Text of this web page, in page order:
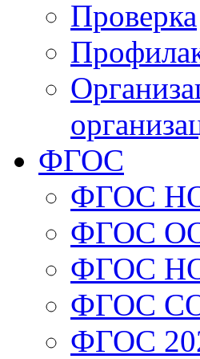
Проверка
ФГОС
ФГОС
ФГОС
ФГОС
ФГОС
ФГОС